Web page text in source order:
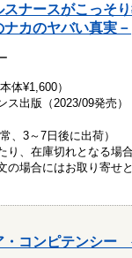
スナースがこっそ
カのヤバい真実－
本体¥1,600）
ス出版（2023/09発売）
、3～7日後に出荷）
り、在庫切れとなる場合
の場合にはお取り寄せ
・コンピテンシー